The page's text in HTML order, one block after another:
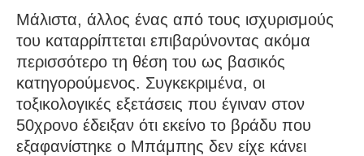
Μάλιστα, άλλος ένας από τους ισχυρισμούς
του καταρρίπτεται επιβαρύνοντας ακόμα
περισσότερο τη θέση του ως βασικός
κατηγορούμενος. Συγκεκριμένα, οι
τοξικολογικές εξετάσεις που έγιναν στον
50χρονο έδειξαν ότι εκείνο το βράδυ που
εξαφανίστηκε ο Μπάμπης δεν είχε κάνει